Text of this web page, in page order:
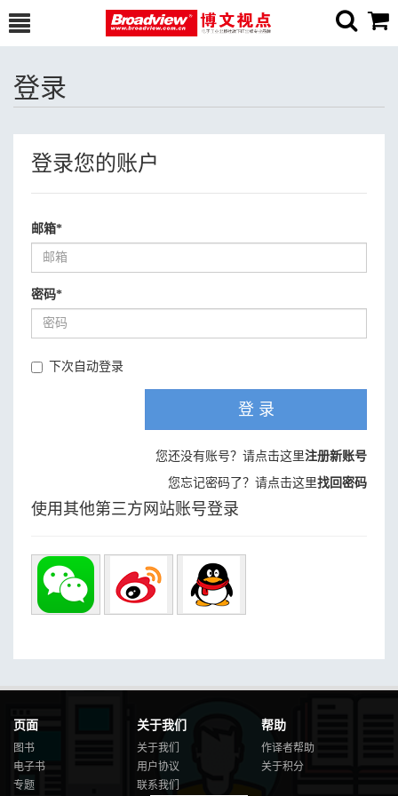
登录
登录您的账户
邮箱*
密码*
下次自动登录
登 录
您还没有账号？请点击这里注册新账号
您忘记密码了？请点击这里找回密码
使用其他第三方网站账号登录
页面
图书
电子书
专题
关于我们
关于我们
用户协议
联系我们
帮助
作译者帮助
关于积分